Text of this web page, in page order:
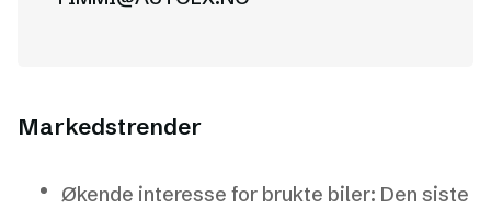
Markedstrender
Økende interesse for brukte biler: Den siste